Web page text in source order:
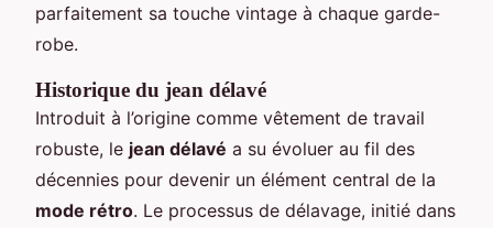
parfaitement sa touche vintage à chaque garde-
robe.
Historique du jean délavé
Introduit à l’origine comme vêtement de travail
robuste, le jean délavé a su évoluer au fil des
décennies pour devenir un élément central de la
mode rétro. Le processus de délavage, initié dans